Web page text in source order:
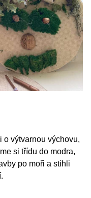
o výtvarnou výchovu,
si třídu do modra,
po moři a stihli